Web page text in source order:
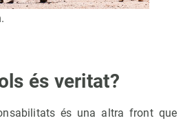
és veritat?
és una altra front que